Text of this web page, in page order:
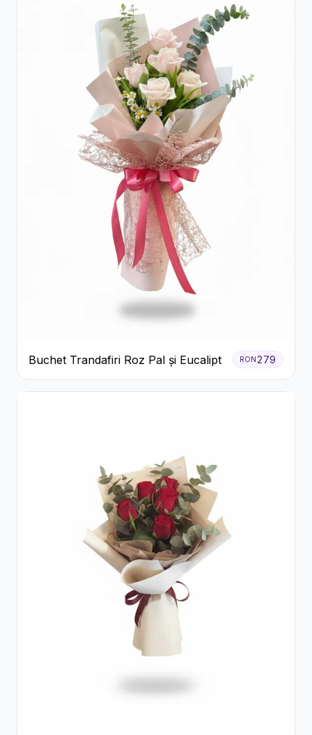
Buchet Trandafiri Roz Pal și Eucalipt RON 279